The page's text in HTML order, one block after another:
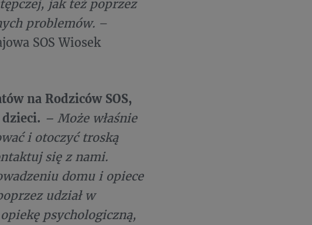
jak też poprzez
problemów. –
SOS Wiosek
na Rodziców SOS,
– Może właśnie
i otoczyć troską
się z nami.
domu i opiece
udział w
psychologiczną,